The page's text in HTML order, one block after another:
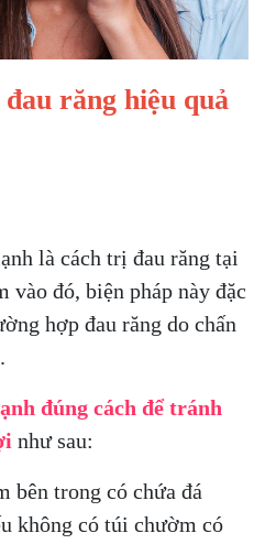
răng hiệu quả
là cách trị đau răng tại
vào đó, biện pháp này đặc
hợp đau răng do chấn
đúng cách để tránh
như sau:
bên trong có chứa đá
không có túi chườm có